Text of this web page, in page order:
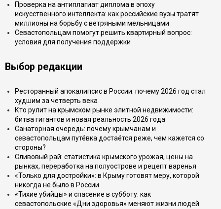
Проверка на антиплагиат диплома в эпоху
искусственного интеллекта: как российские вузы тратят
миллионы на борьбу с ветряными мельницами
Севастопольцам помогут решить квартирный вопрос:
условия для получения поддержки
Выбор редакции
Ресторанный апокалипсис в России: почему 2026 год стал
худшим за четверть века
Кто рулит на крымском рынке элитной недвижимости:
битва гигантов и новая реальность 2026 года
Санаторная очередь: почему крымчанам и
севастопольцам путёвка достаётся реже, чем кажется со
стороны?
Сливовый рай: статистика крымского урожая, цены на
рынках, переработка на полуострове и рецепт варенья
«Только для достройки»: в Крыму готовят меру, которой
никогда не было в России
«Тихие убийцы» и спасение в субботу: как
севастопольские «Дни здоровья» меняют жизни людей